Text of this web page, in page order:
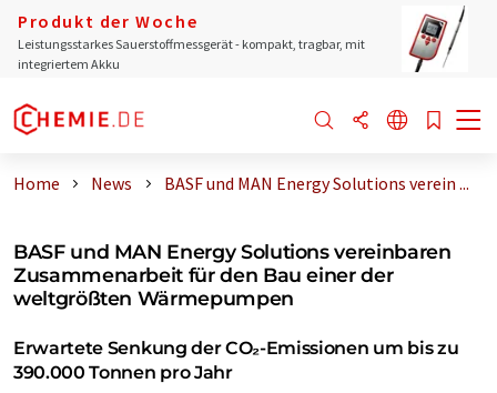
Produkt der Woche
Leistungsstarkes Sauerstoffmessgerät - kompakt, tragbar, mit
integriertem Akku
Home News BASF und MAN Energy Solutions verein ...
BASF und MAN Energy Solutions vereinbaren
Zusammenarbeit für den Bau einer der
weltgrößten Wärmepumpen
Erwartete Senkung der CO₂-Emissionen um bis zu
390.000 Tonnen pro Jahr